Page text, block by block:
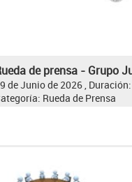
de prensa - Grupo
de Junio de 2026 ,
Rueda de Prensa